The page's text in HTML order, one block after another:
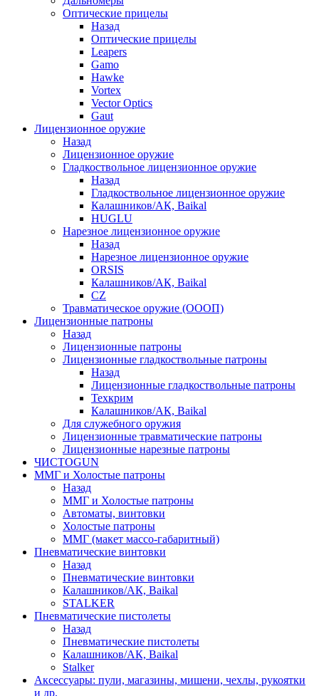
Оптические прицелы
Назад
Оптические прицелы
Leapers
Gamo
Hawke
Vortex
Vector Optics
Gaut
Лицензионное оружие
Назад
Лицензионное оружие
Гладкоствольное лицензионное оружие
Назад
Гладкоствольное лицензионное оружие
Калашников/АК, Baikal
HUGLU
Нарезное лицензионное оружие
Назад
Нарезное лицензионное оружие
ORSIS
Калашников/АК, Baikal
CZ
Травматическое оружие (ОООП)
Лицензионные патроны
Назад
Лицензионные патроны
Лицензионные гладкоствольные патроны
Назад
Лицензионные гладкоствольные патроны
Техкрим
Калашников/АК, Baikal
Для служебного оружия
Лицензионные травматические патроны
Лицензионные нарезные патроны
ЧИСТОGUN
ММГ и Холостые патроны
Назад
ММГ и Холостые патроны
Автоматы, винтовки
Холостые патроны
ММГ (макет массо-габаритный)
Пневматические винтовки
Назад
Пневматические винтовки
Калашников/АК, Baikal
STALKER
Пневматические пистолеты
Назад
Пневматические пистолеты
Калашников/АК, Baikal
Stalker
Аксессуары: пули, магазины, мишени, чехлы, рукоятки
и др.